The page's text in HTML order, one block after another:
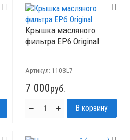
Крышка масляного
фильтра EP6 Original
Артикул: 1103L7
7 000руб.